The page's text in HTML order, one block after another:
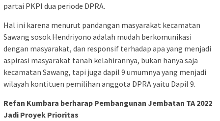
partai PKPI dua periode DPRA.
Hal ini karena menurut pandangan masyarakat kecamatan
Sawang sosok Hendriyono adalah mudah berkomunikasi
dengan masyarakat, dan responsif terhadap apa yang menjadi
aspirasi masyarakat tanah kelahirannya, bukan hanya saja
kecamatan Sawang, tapi juga dapil 9 umumnya yang menjadi
wilayah kontituen pemilihan anggota DPRA yaitu Dapil 9.
Refan Kumbara berharap Pembangunan Jembatan TA 2022
Jadi Proyek Prioritas